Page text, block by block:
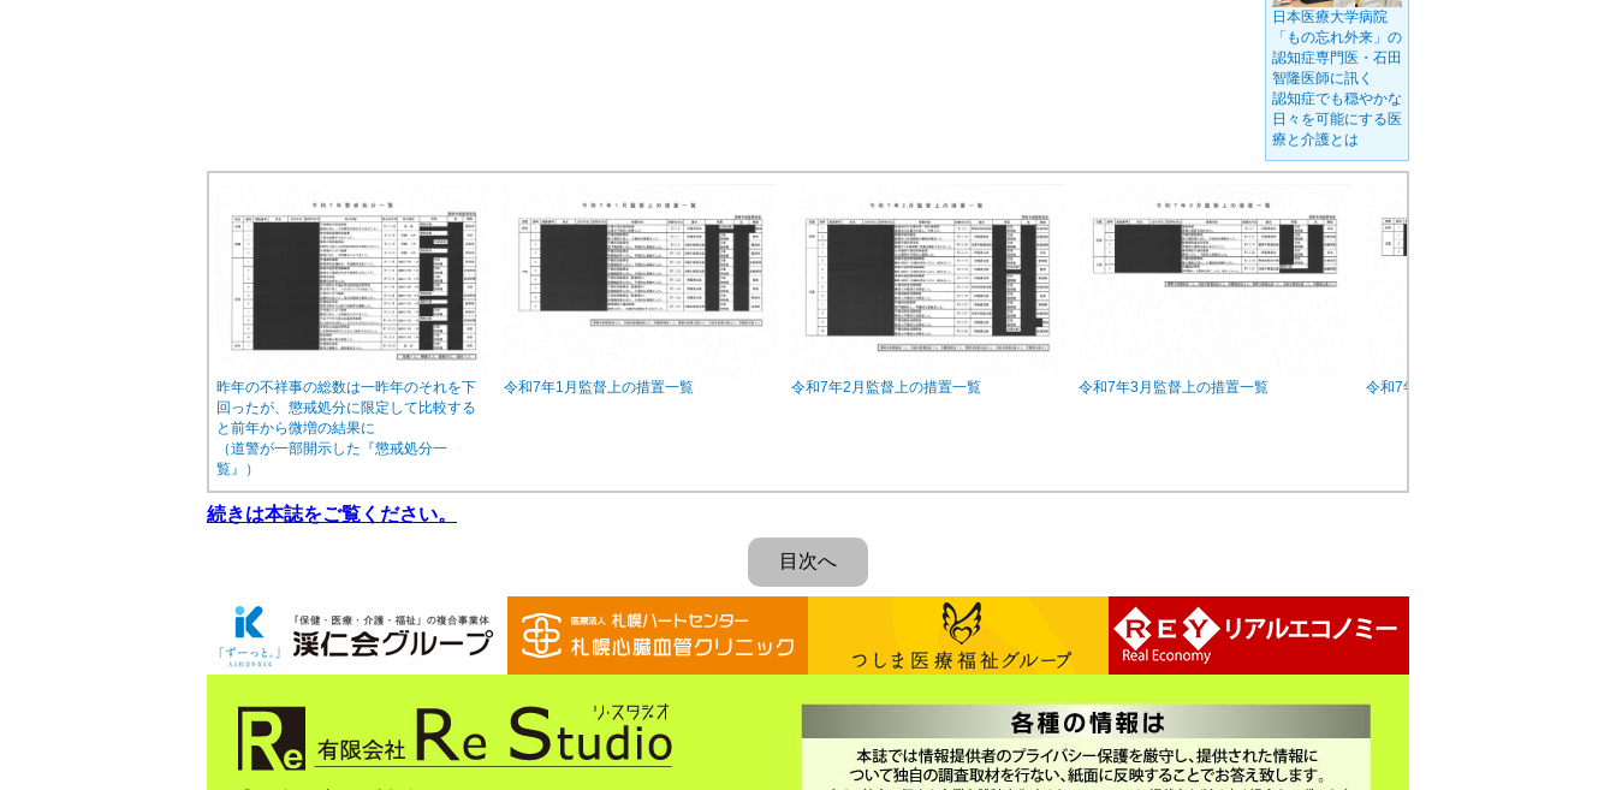
日本医療大学病院
「もの忘れ外来」の
認知症専門医・石田
智隆医師に訊く
認知症でも穏やかな
日々を可能にする医
療と介護とは
昨年の不祥事の総数は一昨年のそれを下
回ったが、懲戒処分に限定して比較する
と前年から微増の結果に
（道警が一部開示した『懲戒処分一
覧』）
令和7年1月監督上の措置一覧 令和7年2月監督上の措置一覧 令和7年3月監督上の措置一覧 令和7年4月監督上の措置一覧
続きは本誌をご覧ください。
目次へ